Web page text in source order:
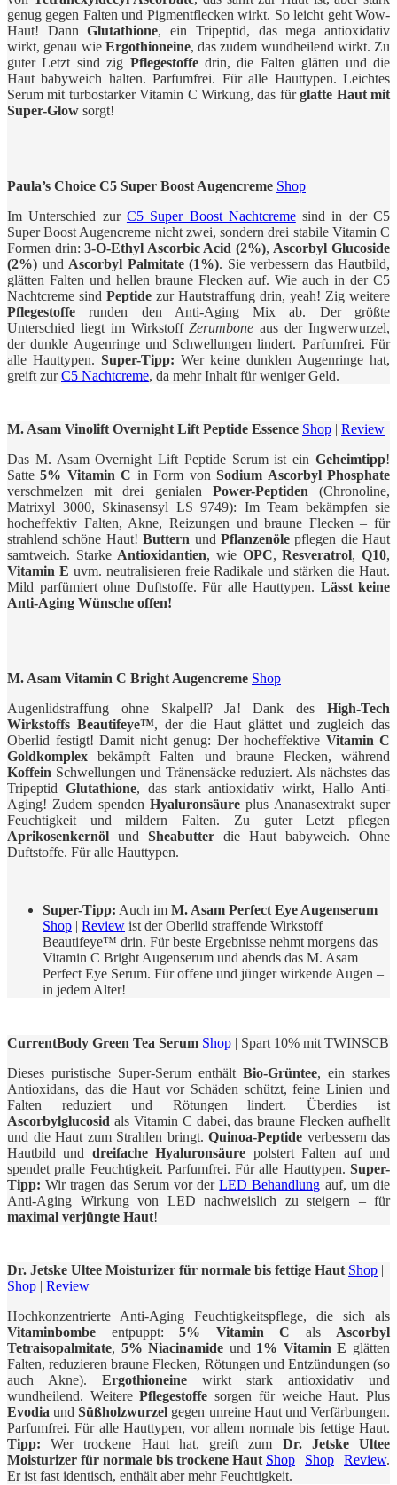
genug gegen Falten und Pigmentflecken wirkt. So leicht geht Wow-
Haut! DannGlutathione, ein Tripeptid, das mega antioxidativ
wirkt, genau wie Ergothioneine, das zudem wundheilend wirkt. Zu
guter Letzt sind zig Pflegestoffedrin, die Falten glätten und die
Haut babyweich halten. Parfumfrei. Für alle Hauttypen. Leichtes
Serum mit turbostarker Vitamin C Wirkung, das fürglatte Haut mit
Super-Glow sorgt!
Paula’s Choice C5 Super Boost Augencreme Shop
Im Unterschied zur C5 Super Boost Nachtcremesind in der C5
Super Boost Augencreme nicht zwei, sondern drei stabile Vitamin C
Formen drin:3-O-Ethyl Ascorbic Acid (2%), Ascorbyl Glucoside
(2%) und Ascorbyl Palmitate (1%). Sie verbessern das Hautbild,
glätten Falten und hellen braune Flecken auf. Wie auch in der C5
Nachtcreme sind Peptide zur Hautstraffung drin, yeah! Zig weitere
Pflegestoffe runden den Anti-Aging Mix ab. Der größte
Unterschied liegt im WirkstoffZerumbone aus der Ingwerwurzel,
der dunkle Augenringe und Schwellungen lindert. Parfumfrei. Für
alle Hauttypen. Super-Tipp: Wer keine dunklen Augenringe hat,
greift zurC5 Nachtcreme, da mehr Inhalt für weniger Geld.
M. Asam Vinolift Overnight Lift Peptide Essence Shop | Review
Das M. Asam Overnight Lift Peptide Serum ist ein Geheimtipp!
Satte5% Vitamin C in Form vonSodium Ascorbyl Phosphate
verschmelzen mit drei genialen Power-Peptiden (Chronoline,
Matrixyl 3000, Skinasensyl LS 9749): Im Team bekämpfen sie
hocheffektiv Falten, Akne, Reizungen und braune Flecken – für
strahlend schöne Haut!Buttern und Pflanzenölepflegen die Haut
samtweich. Starke Antioxidantien, wie OPC,Resveratrol,Q10,
Vitamin E uvm. neutralisieren freie Radikale und stärken die Haut.
Mild parfümiert ohne Duftstoffe. Für alle Hauttypen. Lässt keine
Anti-Aging Wünsche offen!
M. Asam Vitamin C Bright Augencreme Shop
Augenlidstraffung ohne Skalpell? Ja! Dank des High-Tech
Wirkstoffs Beautifeye™, der die Haut glättet und zugleich das
Oberlid festigt! Damit nicht genug: Der hocheffektive Vitamin C
Goldkomplex bekämpft Falten und braune Flecken, während
Koffein Schwellungen und Tränensäcke reduziert. Als nächstes das
Tripeptid Glutathione, das stark antioxidativ wirkt, Hallo Anti-
Aging! Zudem spenden Hyaluronsäure plus Ananasextrakt super
Feuchtigkeit und mildern Falten. Zu guter Letzt pflegen
Aprikosenkernöl und Sheabutter die Haut babyweich. Ohne
Duftstoffe. Für alle Hauttypen.
Super-Tipp: Auch im M. Asam Perfect Eye Augenserum
Shop | Review ist der Oberlid straffende Wirkstoff
Beautifeye™ drin. Für beste Ergebnisse nehmt morgens das
Vitamin C Bright Augenserum und abends das M. Asam
Perfect Eye Serum. Für offene und jünger wirkende Augen –
in jedem Alter!
CurrentBody Green Tea Serum Shop | Spart 10% mit TWINSCB
Dieses puristische Super-Serum enthält Bio-Grüntee, ein starkes
Antioxidans, das die Haut vor Schäden schützt, feine Linien und
Falten reduziert und Rötungen lindert. Überdies ist
Ascorbylglucosid als Vitamin C dabei, das braune Flecken aufhellt
und die Haut zum Strahlen bringt. Quinoa-Peptide verbessern das
Hautbild und dreifache Hyaluronsäure polstert Falten auf und
spendet pralle Feuchtigkeit. Parfumfrei. Für alle Hauttypen. Super-
Tipp: Wir tragen das Serum vor derLED Behandlung auf, um die
Anti-Aging Wirkung von LED nachweislich zu steigern – für
maximal verjüngte Haut!
Dr. Jetske Ultee Moisturizer für normale bis fettige Haut Shop |
Shop | Review
Hochkonzentrierte Anti-Aging Feuchtigkeitspflege, die sich als
Vitaminbombe entpuppt: 5% Vitamin C als Ascorbyl
Tetraisopalmitate, 5% Niacinamide und 1% Vitamin E glätten
Falten, reduzieren braune Flecken, Rötungen und Entzündungen (so
auch Akne). Ergothioneine wirkt stark antioxidativ und
wundheilend. WeiterePflegestoffe sorgen für weiche Haut. Plus
Evodia undSüßholzwurzel gegen unreine Haut und Verfärbungen.
Parfumfrei. Für alle Hauttypen, vor allem normale bis fettige Haut.
Tipp: Wer trockene Haut hat, greift zum Dr. Jetske Ultee
Moisturizer für normale bis trockene Haut Shop | Shop | Review.
Er ist fast identisch, enthält aber mehr Feuchtigkeit.